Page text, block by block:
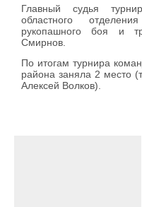
Главный судья
областного
рукопашного боя и
Смирнов.
По итогам турнира
района заняла 2 место
Алексей Волков).